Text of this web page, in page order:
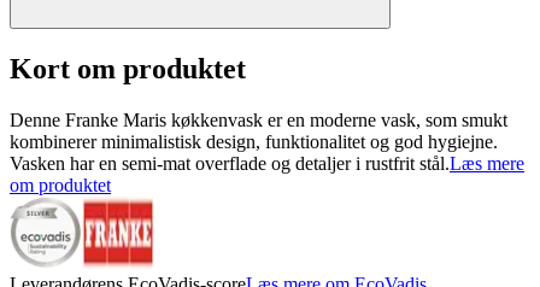
Kort om produktet
Denne Franke Maris køkkenvask er en moderne vask, som smukt
kombinerer minimalistisk design, funktionalitet og god hygiejne.
Vasken har en semi-mat overflade og detaljer i rustfrit stål.Læs mere
om produktet